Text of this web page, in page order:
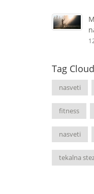
Tag Cloud
nasveti
fitness
nasveti
tekalna